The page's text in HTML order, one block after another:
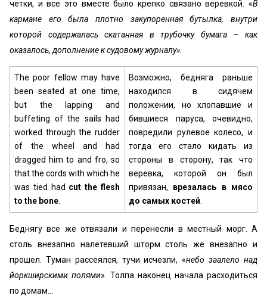
четки, и все это вместе было крепко связано веревкой. «В
кармане его была плотно закупоренная бутылка, внутри
которой содержалась скатанная в трубочку бумага – как
оказалось, дополнение к судовому журналу».
The poor fellow may have
been seated at one time,
but the lapping and
buffeting of the sails had
worked through the rudder
of the wheel and had
dragged him to and fro, so
that the cords with which he
was tied had cut the flesh
to the bone
Возможно, бедняга раньше
находился в сидячем
положении, но хлопавшие и
бившиеся паруса, очевидно,
повредили рулевое колесо, и
тогда его стало кидать из
стороны в сторону, так что
веревка, которой он был
привязан, врезалась в мясо
до самых костей
Беднягу все же отвязали и перенесли в местный морг. А
столь внезапно налетевший шторм столь же внезапно и
прошел. Туман рассеялся, тучи исчезли, «небо заалело над
йоркширскими полями». Толпа наконец начала расходиться
по домам…